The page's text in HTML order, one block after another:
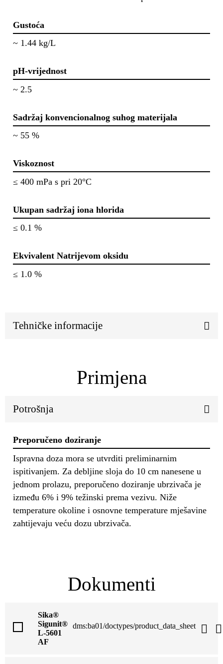
Gustoća
~ 1.44 kg/L
pH-vrijednost
~ 2.5
Sadržaj konvencionalnog suhog materijala
~ 55 %
Viskoznost
≤ 400 mPa s pri 20°C
Ukupan sadržaj iona hlorida
≤ 0.1 %
Ekvivalent Natrijevom oksidu
≤ 1.0 %
Tehničke informacije
Primjena
Potrošnja
Preporučeno doziranje
Ispravna doza mora se utvrditi preliminarnim
ispitivanjem. Za debljine sloja do 10 cm nanesene u
jednom prolazu, preporučeno doziranje ubrzivača je
između 6% i 9% težinski prema vezivu. Niže
temperature okoline i osnovne temperature mješavine
zahtijevaju veću dozu ubrzivača.
Dokumenti
Sika®
Sigunit®
L-5601
AF
dms:ba01/doctypes/product_data_sheet